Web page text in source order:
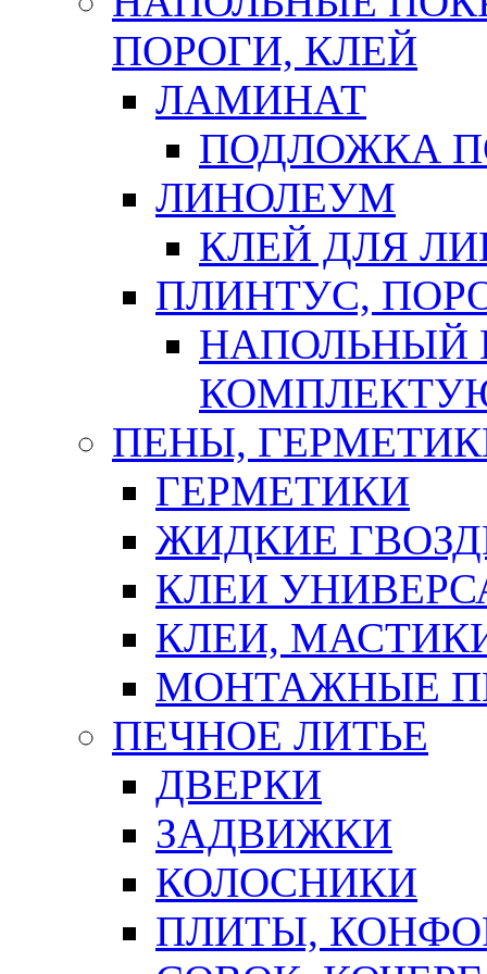
ПОРОГИ, КЛЕЙ
ЛАМИНАТ
ПОДЛОЖКА
ЛИНОЛЕУМ
КЛЕЙ ДЛЯ
ПЛИНТУС,
НАПОЛЬНЫЙ
ПЕНЫ,
ГЕРМЕТИКИ
ЖИДКИЕ
КЛЕИ
КЛЕИ,
МОНТАЖНЫЕ
ПЕЧНОЕ ЛИТЬЕ
ДВЕРКИ
ЗАДВИЖКИ
КОЛОСНИКИ
ПЛИТЫ,